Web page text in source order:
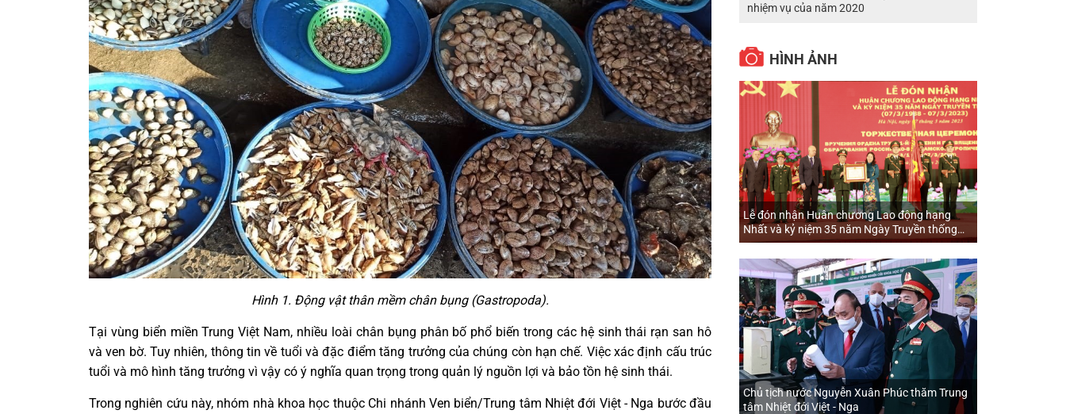
Hình 1. Động vật thân mềm chân bụng (Gastropoda).
Tại vùng biển miền Trung Việt Nam, nhiều loài chân bụng phân bố phổ biến trong các hệ sinh thái rạn san hô
và ven bờ. Tuy nhiên, thông tin về tuổi và đặc điểm tăng trưởng của chúng còn hạn chế. Việc xác định cấu trúc
tuổi và mô hình tăng trưởng vì vậy có ý nghĩa quan trọng trong quản lý nguồn lợi và bảo tồn hệ sinh thái.
Trong nghiên cứu này, nhóm nhà khoa học thuộc Chi nhánh Ven biển/Trung tâm Nhiệt đới Việt - Nga bước đầu
nhiệm vụ của năm 2020
HÌNH ẢNH
Lễ đón nhận Huân chương Lao động hạng
Nhất và kỷ niệm 35 năm Ngày Truyền thống
Trung tâm Nhiệt đới Việt - Nga (07/3/1988 -
07/3/2023)
Chủ tịch nước Nguyễn Xuân Phúc thăm Trung
tâm Nhiệt đới Việt - Nga